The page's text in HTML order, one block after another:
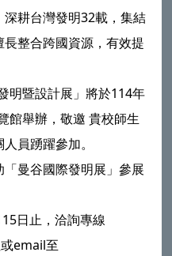
耕台灣發明32載，集結
整合跨國資源，有效提
明暨設計展」將於114年
館舉辦，敬邀 貴校師生
員踴躍參加。
曼谷國際發明展」參展
日止，洽詢專線
email至